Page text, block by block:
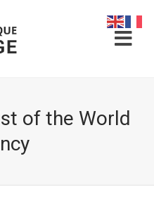
of the World